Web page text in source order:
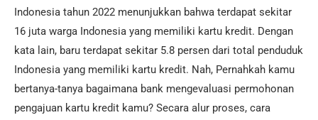
Indonesia tahun 2022 menunjukkan bahwa terdapat sekitar
16 juta warga Indonesia yang memiliki kartu kredit. Dengan
kata lain, baru terdapat sekitar 5.8 persen dari total penduduk
Indonesia yang memiliki kartu kredit. Nah, Pernahkah kamu
bertanya-tanya bagaimana bank mengevaluasi permohonan
pengajuan kartu kredit kamu? Secara alur proses, cara